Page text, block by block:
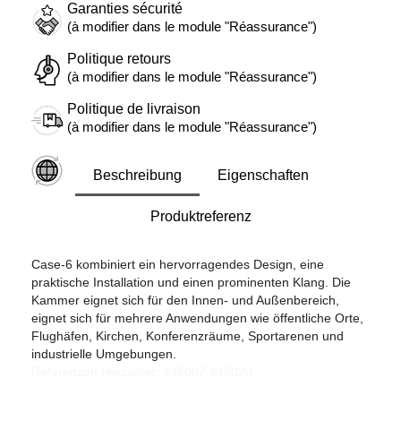
Garanties sécurité
(à modifier dans le module "Réassurance")
Politique retours
(à modifier dans le module "Réassurance")
Politique de livraison
(à modifier dans le module "Réassurance")
Beschreibung Eigenschaften
Produktreferenz
Case-6 kombiniert ein hervorragendes Design, eine
praktische Installation und einen prominenten Klang. Die
Kammer eignet sich für den Innen- und Außenbereich,
eignet sich für mehrere Anwendungen wie öffentliche Orte,
Flughäfen, Kirchen, Konferenzräume, Sportarenen und
industrielle Umgebungen.